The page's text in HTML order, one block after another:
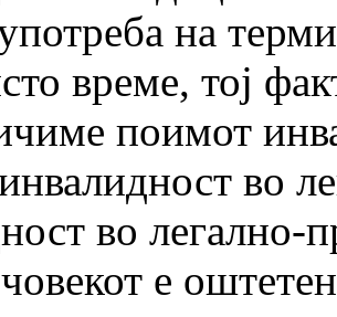
на
време, тој
поимот
во
во легално-
човекот е